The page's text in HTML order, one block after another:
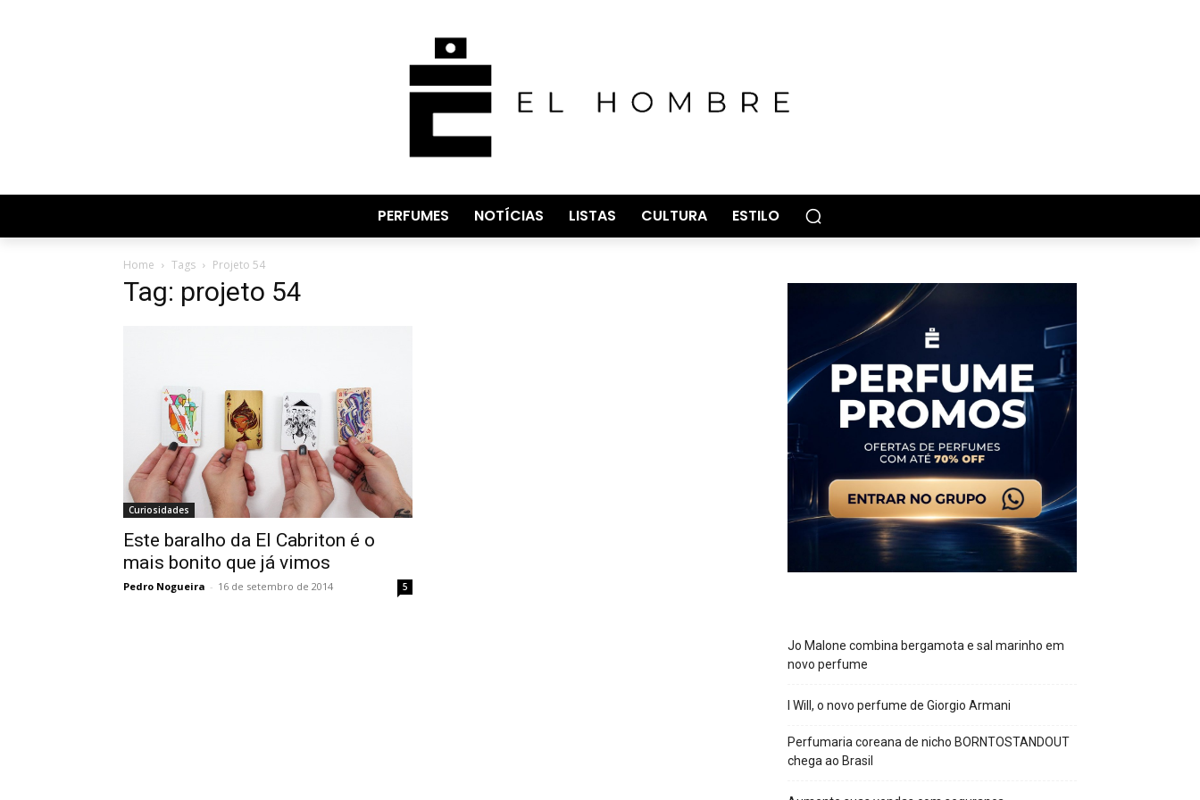
PERFUMES NOTÍCIAS LISTAS CULTURA ESTILO
Home Tags Projeto 54
Tag: projeto 54
Curiosidades
Este baralho da El Cabriton é o
mais bonito que já vimos
Pedro Nogueira - 16 de setembro de 2014 5
Jo Malone combina bergamota e sal marinho em
novo perfume
I Will, o novo perfume de Giorgio Armani
Perfumaria coreana de nicho BORNTOSTANDOUT
chega ao Brasil